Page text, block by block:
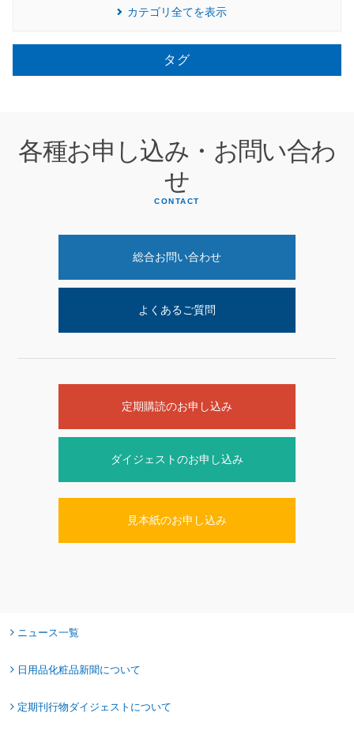
カテゴリ全てを表示
タグ
各種お申し込み・お問い合わ
せ
CONTACT
総合お問い合わせ
よくあるご質問
定期購読のお申し込み
ダイジェストのお申し込み
見本紙のお申し込み
ニュース一覧
日用品化粧品新聞について
定期刊行物ダイジェストについて